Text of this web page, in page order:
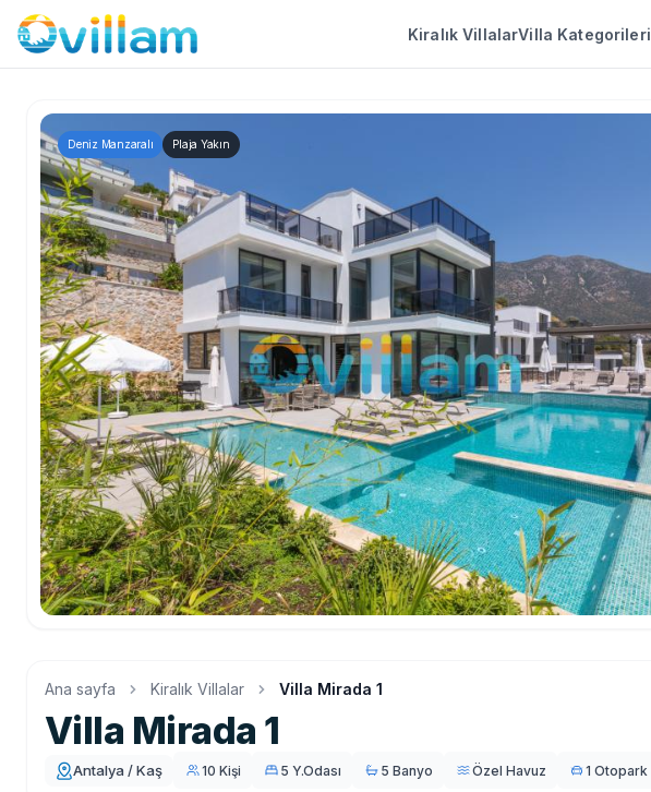
Kiralık VillalarVilla Kategorileri
Deniz Manzaralı Plaja Yakın
Ana sayfa Kiralık Villalar Villa Mirada 1
Villa Mirada 1
Antalya / Kaş 10 Kişi 5 Y.Odası 5 Banyo Özel Havuz 1 Otopark